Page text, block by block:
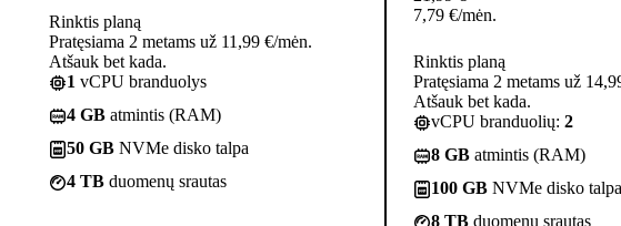
Rinktis planą
Pratęsiama 2 metams už 11,99 €/mėn.
Atšauk bet kada.
1 vCPU branduolys
4 GB atmintis (RAM)
50 GB NVMe disko talpa
4 TB duomenų srautas
7,79 €/mėn.
Rinktis planą
Pratęsiama 2 metams už
Atšauk bet kada.
vCPU branduolių: 2
8 GB atmintis (RAM)
100 GB NVMe disko talpa
8 TB duomenų srautas